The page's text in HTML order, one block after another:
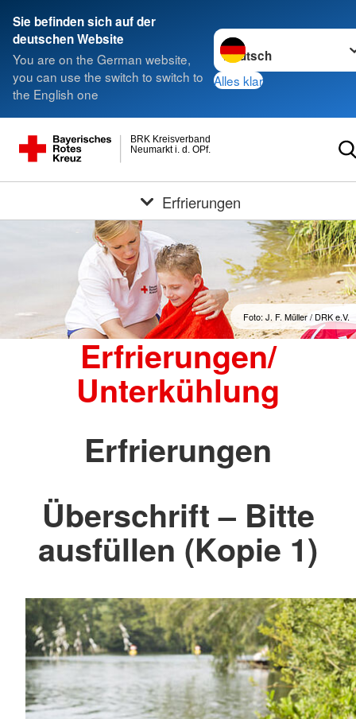
Sie befinden sich auf der
deutschen Website
You are on the German website,
you can use the switch to switch to
the English one
Sprache wechseln zu
Alles klar
Neumarkt i. d. OPf.
BRK Kreisverband
Erfrierungen
Foto: J. F. Müller / DRK e.V.
Erfrierungen/
Unterkühlung
Erfrierungen
Überschrift – Bitte
ausfüllen (Kopie 1)